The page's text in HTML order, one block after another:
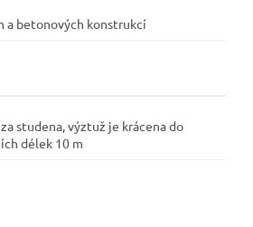
a betonových konstrukcí
studena, výztuž je krácena do
délek 10 m